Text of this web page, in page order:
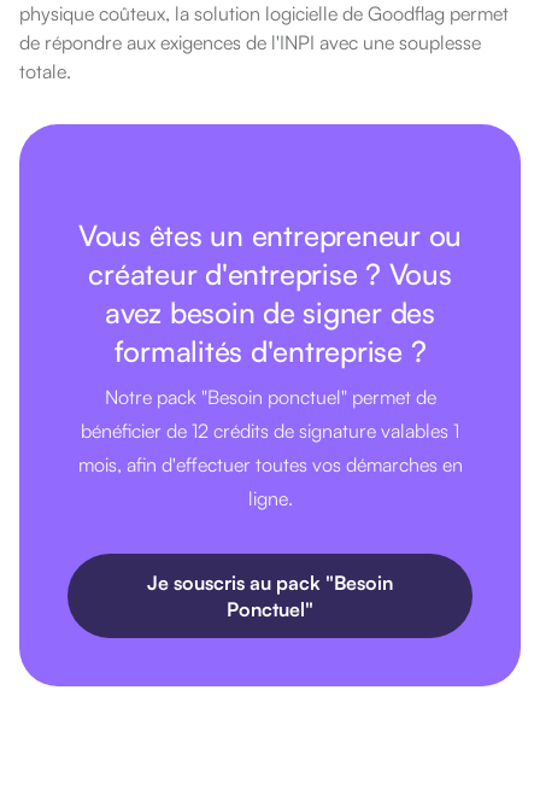
physique coûteux, la solution logicielle de Goodflag permet
de répondre aux exigences de l'INPI avec une souplesse
totale.
Vous êtes un entrepreneur ou
créateur d'entreprise ? Vous
avez besoin de signer des
formalités d'entreprise ?
Notre pack "Besoin ponctuel" permet de
bénéficier de 12 crédits de signature valables 1
mois, afin d'effectuer toutes vos démarches en
ligne.
Je souscris au pack "Besoin
Ponctuel"